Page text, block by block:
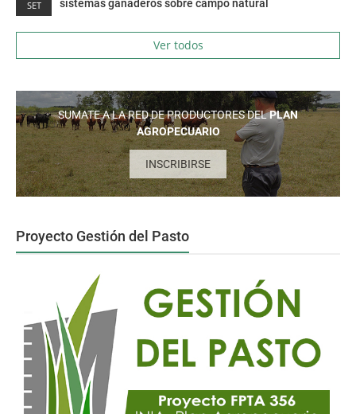
SET
sistemas ganaderos sobre campo natural
Ver todos
SUMATE A LA RED DE PRODUCTORES DELPLAN
AGROPECUARIO
INSCRIBIRSE
Proyecto Gestión del Pasto